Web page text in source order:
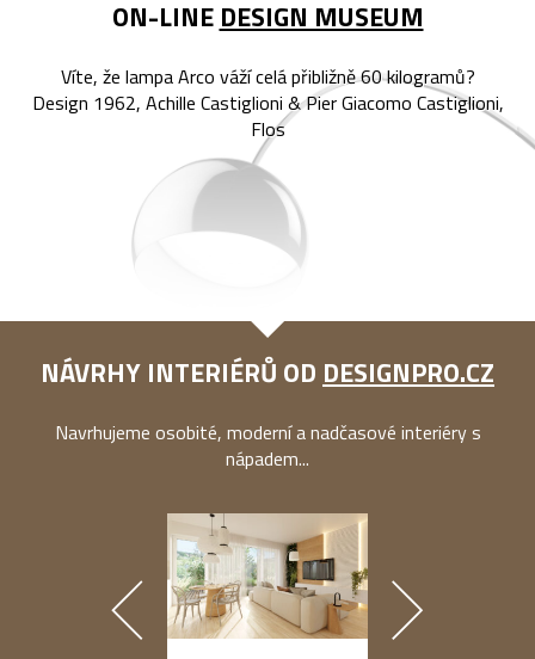
ON-LINE DESIGN MUSEUM
Víte, že lampa Arco váží celá přibližně 60 kilogramů?
Design 1962, Achille Castiglioni & Pier Giacomo Castiglioni,
Flos
NÁVRHY INTERIÉRŮ OD DESIGNPRO.CZ
Navrhujeme osobité, moderní a nadčasové interiéry s
nápadem...